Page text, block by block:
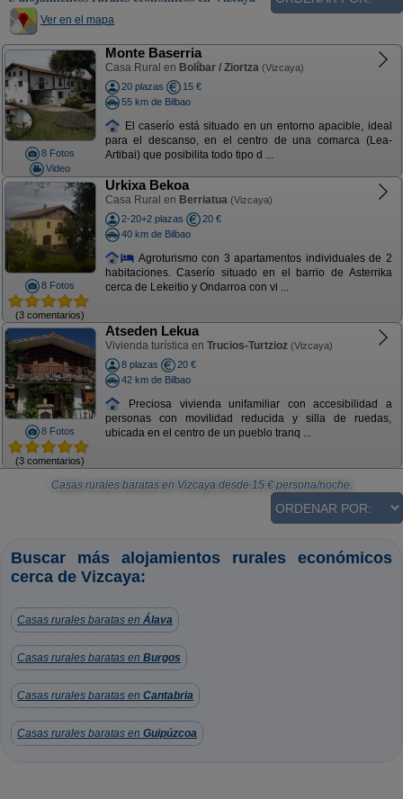
Ver en el mapa
8 Fotos
Video
Monte Baserria
Casa Rural en Bolíbar / Ziortza (Vizcaya)
20 plazas
15 €
55 km de Bilbao
El caserío está situado en un entorno apacible, ideal
para el descanso, en el centro de una comarca (Lea-
Artibai) que posibilita todo tipo d ...
8 Fotos
(3 comentarios)
Urkixa Bekoa
Casa Rural en Berriatua (Vizcaya)
2-20+2 plazas
20 €
40 km de Bilbao
Agroturismo con 3 apartamentos individuales de 2
habitaciones. Caserío situado en el barrio de Asterrika
cerca de Lekeitio y Ondarroa con vi ...
8 Fotos
(3 comentarios)
Atseden Lekua
Vivienda turística en Trucios-Turtzioz (Vizcaya)
8 plazas
20 €
42 km de Bilbao
Preciosa vivienda unifamiliar con accesibilidad a
personas con movilidad reducida y silla de ruedas,
ubicada en el centro de un pueblo tranq ...
Casas rurales baratas en Vizcaya desde 15€ persona/noche.
Buscar más alojamientos rurales económicos
cerca de Vizcaya:
Casas rurales baratas en Álava
Casas rurales baratas en Burgos
Casas rurales baratas en Cantabria
Casas rurales baratas en Guipúzcoa